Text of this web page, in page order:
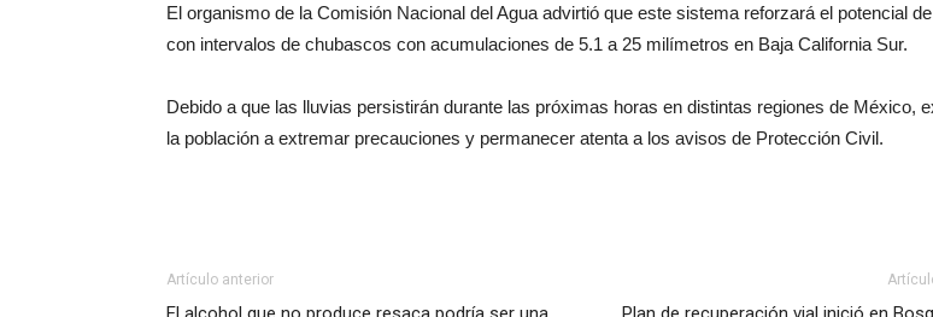
El organismo de la Comisión Nacional del Agua advirtió que este sistema reforzará el potencial
con intervalos de chubascos con acumulaciones de 5.1 a 25 milímetros en Baja California Sur.
Debido a que las lluvias persistirán durante las próximas horas en distintas regiones de México,
la población a extremar precauciones y permanecer atenta a los avisos de Protección Civil.
Artículo anterior